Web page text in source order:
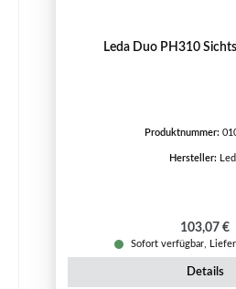
Leda Duo PH310
Produktnummer:
Hersteller:
Regulärer
103,07 €
Sofort verfügbar,
Details